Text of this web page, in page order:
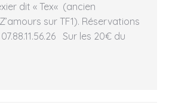
dit « Tex« (ancien
sur TF1). Réservations
07.88.11.56.26 Sur les 20€ du